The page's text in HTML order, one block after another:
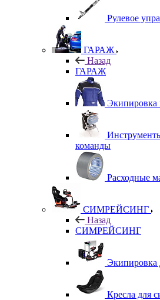
Рулевое
ГАРАЖ
Назад
ГАРАЖ
Экипировка
команды
Расходные
СИМРЕЙСИНГ
Назад
СИМРЕЙСИНГ
Экипировка
Кресла для